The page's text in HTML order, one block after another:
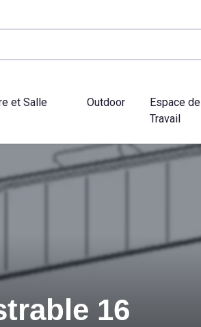
et Salle
Outdoor
Espace de
Travail
16